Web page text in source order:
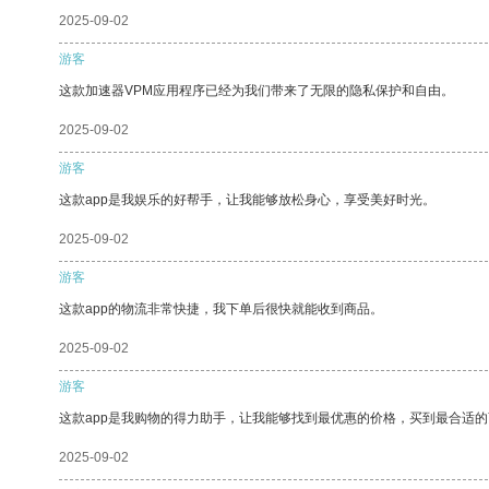
2025-09-02
游客
这款加速器VPM应用程序已经为我们带来了无限的隐私保护和自由。
2025-09-02
游客
这款app是我娱乐的好帮手，让我能够放松身心，享受美好时光。
2025-09-02
游客
这款app的物流非常快捷，我下单后很快就能收到商品。
2025-09-02
游客
这款app是我购物的得力助手，让我能够找到最优惠的价格，买到最合适
2025-09-02